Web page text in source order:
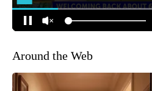
Around the Web